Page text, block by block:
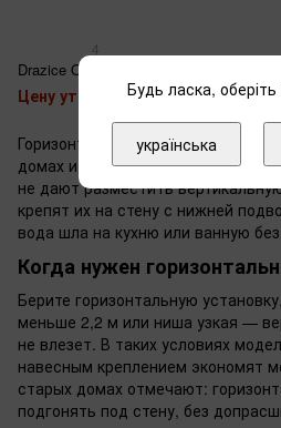
4
Drazice OKCEV 180
Цену уточняйте
Горизонтальные бойлеры ставят
домах и офисах, где низкий
не дают разместить
крепят их на стену с нижней
вода шла на кухню или ванную
Когда нужен
Берите горизонтальную
меньше 2,2 м или ниша узкая —
не влезет. В таких условиях
навесным креплением экономят
старых домах отмечают:
подгонять под стену, без
Будь ласка,
українська